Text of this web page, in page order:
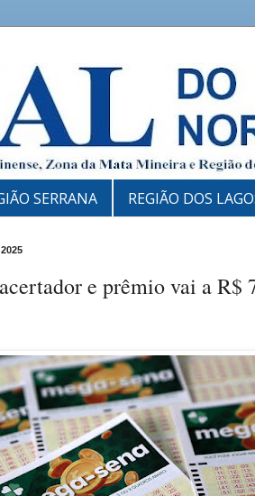
SERRANA REGIÃO DOS
e prêmio vai a R$